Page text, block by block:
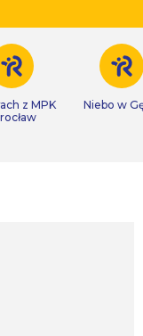
z MPK
Niebo w